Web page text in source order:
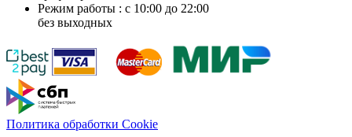
Режим работы : с 10:00 до 22:00
без выходных
Политика обработки Cookie